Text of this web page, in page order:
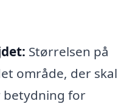
Størrelsen på
område, der skal
betydning for